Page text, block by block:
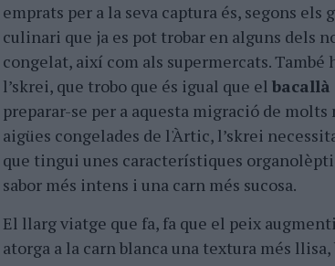
emprats per a la seva captura és, segons
culinari que ja es pot trobar en alguns dels
congelat, així com als supermercats. També
l’skrei, que trobo que és igual que el
preparar-se per a aquesta migració de
aigües congelades de l'Àrtic, l’skrei
que tingui unes característiques
sabor més intens i una carn més sucosa.
El llarg viatge que fa, fa que el peix
atorga a la carn blanca una textura més